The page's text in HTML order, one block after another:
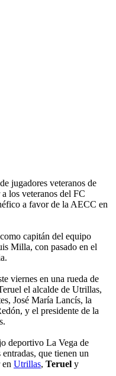
jugadores veteranos de
los veteranos del FC
a favor de la AECC en
capitán del equipo
Milla, con pasado en el
viernes en una rueda de
el alcalde de Utrillas,
José María Lancís, la
y el presidente de la
deportivo La Vega de
que tienen un
Utrillas, Teruel y